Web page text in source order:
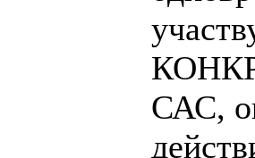
САС,